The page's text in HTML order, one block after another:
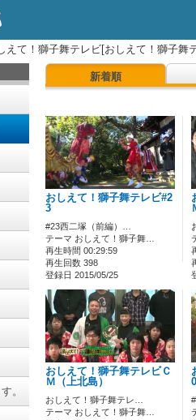
えて！獅子舞テレビ[おしえて！獅子舞
。
新着順
おしえて！獅子舞テレビ#2
3
#23西二塚（前編）…
テーマ おしえて！獅子舞…
再生時間 00:29:59
再生回数 398
登録日 2015/05/25
おしえて！獅子舞テレビＣ
Ｍ（上北島）
おしえて！獅子舞テレ…
テーマ おしえて！獅子舞…
0